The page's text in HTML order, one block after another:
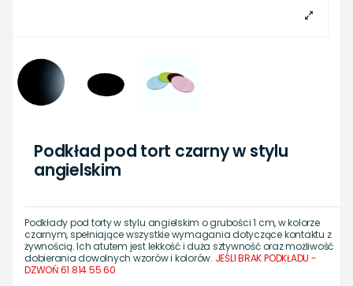
Podkład pod tort czarny w stylu
angielskim
Podkłady pod torty w stylu angielskim o grubości 1 cm, w kolorze
czarnym, spełniające wszystkie wymagania dotyczące kontaktu z
żywnością. Ich atutem jest lekkość i duża sztywność oraz możliwość
dobierania dowolnych wzorów i kolorów. JEŚLIBRAK PODKŁADU -
DZWOŃ 61 814 55 60